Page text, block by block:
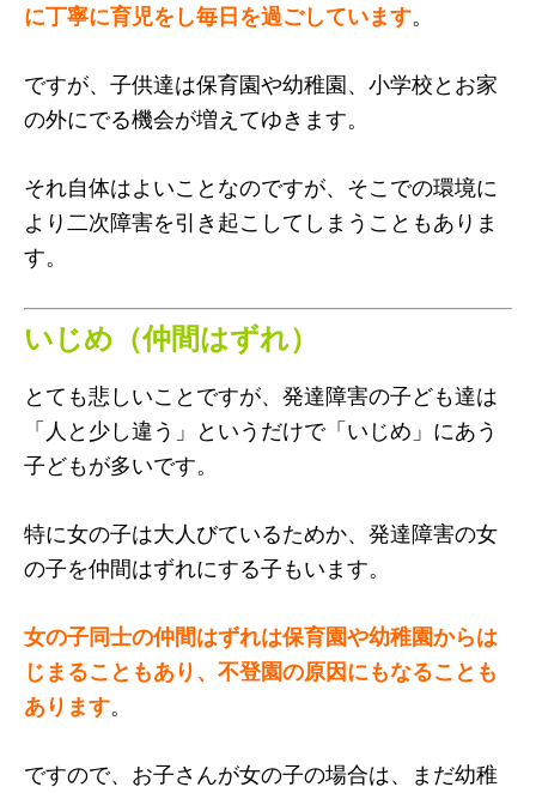
に丁寧に育児をし毎日を過ごしています。
ですが、子供達は保育園や幼稚園、小学校とお家
の外にでる機会が増えてゆきます。
それ自体はよいことなのですが、そこでの環境に
より二次障害を引き起こしてしまうこともありま
す。
いじめ（仲間はずれ）
とても悲しいことですが、発達障害の子ども達は
「人と少し違う」というだけで「いじめ」にあう
子どもが多いです。
特に女の子は大人びているためか、発達障害の女
の子を仲間はずれにする子もいます。
女の子同士の仲間はずれは保育園や幼稚園からは
じまることもあり、不登園の原因にもなることも
あります。
ですので、お子さんが女の子の場合は、まだ幼稚